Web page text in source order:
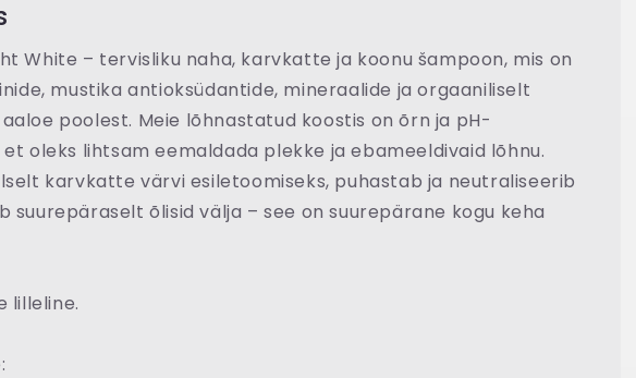
White – tervisliku naha, karvkatte ja koonu šampoon, mis on
mustika antioksüdantide, mineraalide ja orgaaniliselt
poolest. Meie lõhnastatud koostis on õrn ja pH-
oleks lihtsam eemaldada plekke ja ebameeldivaid lõhnu.
karvkatte värvi esiletoomiseks, puhastab ja neutraliseerib
suurepäraselt õlisid välja – see on suurepärane kogu keha
lilleline.